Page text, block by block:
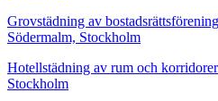
Grovstädning av
Södermalm, Stockholm
Hotellstädning av rum och
Stockholm